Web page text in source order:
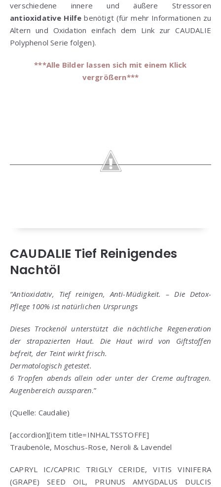
verschiedene innere und äußere Stressoren
antioxidative Hilfe benötigt (für mehr Informationen zu
Altern und Oxidation einfach dem Link zur CAUDALIE
Polyphenol Serie folgen).
***Alle Bilder lassen sich mit einem Klick
vergrößern***
CAUDALIE Tief Reinigendes
Nachtöl
“Antioxidativ, Tief reinigen, Anti-Müdigkeit. – Die Detox-
Pflege 100% ist natürlichen Ursprungs
Dieses Trockenöl unterstützt die nächtliche Regeneration
der strapazierten Haut. Die Haut wird von Giftstoffen
befreit, der Teint wirkt frisch.
Dermatologisch getestet.
6 Tropfen abends allein oder unter der Creme auftragen.
Augenbereich aussparen.”
(Quelle: Caudalie)
[accordion][item title=INHALTSSTOFFE]
Traubenöle, Moschus-Rose, Neroli & Lavendel
CAPRYL IC/CAPRIC TRIGLY CERIDE, VITIS VINIFERA
(GRAPE) SEED OIL, PRUNUS AMYGDALUS DULCIS